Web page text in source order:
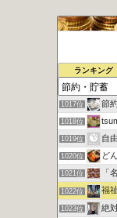
ランキング
1015位 時
1016位 腐
1017位 節
1018位
1019位 自
1020位 ど
1021位 「
1022位 福
1023位 絶対